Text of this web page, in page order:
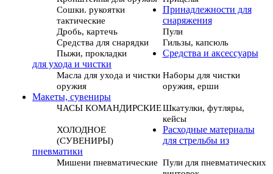
Сошки. рукоятки
тактические
Принадлежности для
снаряжения
Дробь, картечь
Пули
Средства для снарядки
Гильзы, капсюль
Пыжи, прокладки
Средства и аксессуары
для ухода и чистки
Масла для ухода и чистки
оружия
Наборы для чистки
оружия, ерши
Макеты, сувениры
ЧАСЫ КОМАНДИРСКИЕШкатулки, футляры,
кейсы
ХОЛОДНОЕ
(СУВЕНИРЫ)
Расходные материалы
для стрельбы из
пневматики
Мишени пневматические Пули для пневматических